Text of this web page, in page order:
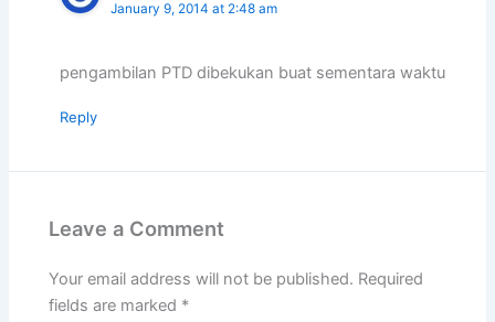
January 9, 2014 at 2:48 am
pengambilan PTD dibekukan buat sementara waktu
Reply
Leave a Comment
Your email address will not be published. Required
fields are marked *